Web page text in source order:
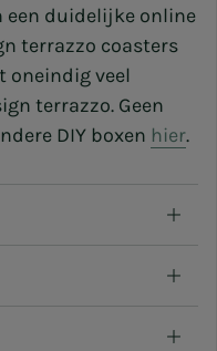
een duidelijke online
terrazzo coasters
oneindig veel
terrazzo. Geen
DIY boxen hier.